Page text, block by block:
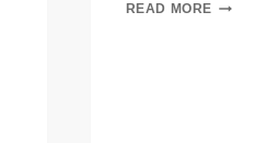
READ MORE